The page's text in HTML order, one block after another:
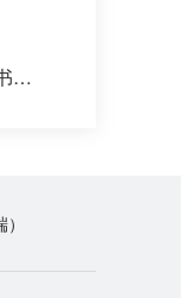
补换领机动车登记证书、号牌、行驶证